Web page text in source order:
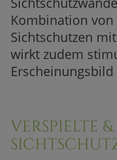
Kombination
Sichtschutzen
wirkt zudem
VERSPIELTE